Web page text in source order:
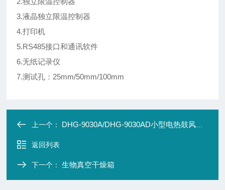
3.液晶独立限温控制器
4.打印机
5.RS485接口和通讯软件
6.无纸记录仪
7.测试孔：25mm/50mm/100mm
上一个： DHG-9030A/DHG-9030AD小型电热鼓风干燥箱
返回列表
下一个：生物真空干燥箱